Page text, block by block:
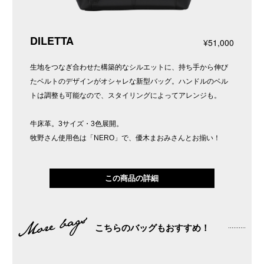
DILETTA ¥51,000
生地をつなぎ合わせた構築的なシルエットに、持ち手から伸び
たベルトのデザインがオシャレな新型バッグ。ハンドルのベル
トは調整も可能なので、スタイリングによってアレンジも。
牛床革。3サイズ・3色展開。
牧野さん使用色は「NERO」で、優木まおみさんとお揃い！
この商品の詳細
こちらのバッグもおすすめ！